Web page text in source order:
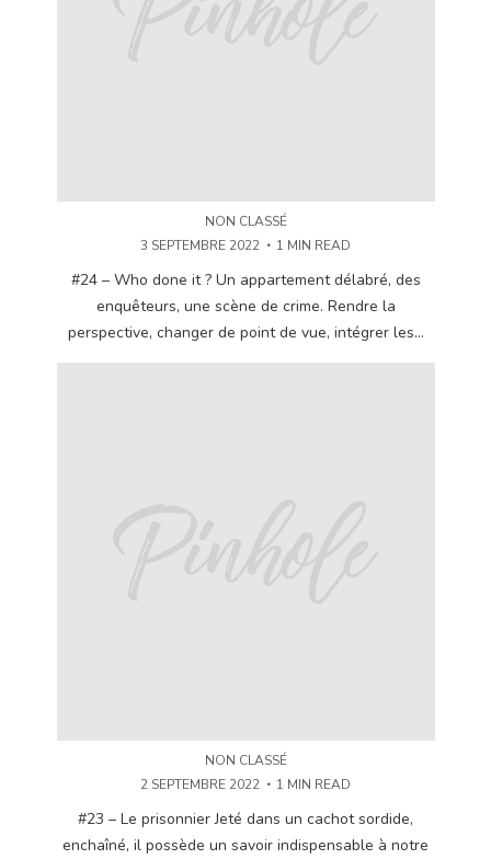
NON CLASSÉ
3 SEPTEMBRE 2022
1 MIN READ
#24 – Who done it ? Un appartement délabré, des
enquêteurs, une scène de crime. Rendre la
perspective, changer de point de vue, intégrer les...
NON CLASSÉ
2 SEPTEMBRE 2022
1 MIN READ
#23 – Le prisonnier Jeté dans un cachot sordide,
enchaîné, il possède un savoir indispensable à notre